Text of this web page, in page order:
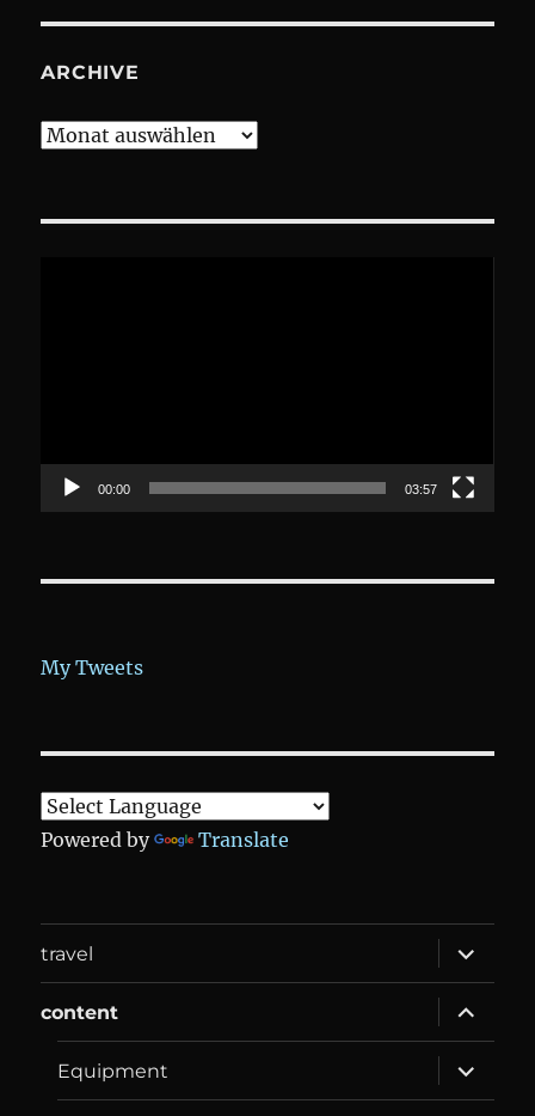
ARCHIVE
Archive
00:00 03:57
My Tweets
Powered by Translate
travel
expand
child
menu
content
expand
child
menu
Equip­ment
expand
child
menu